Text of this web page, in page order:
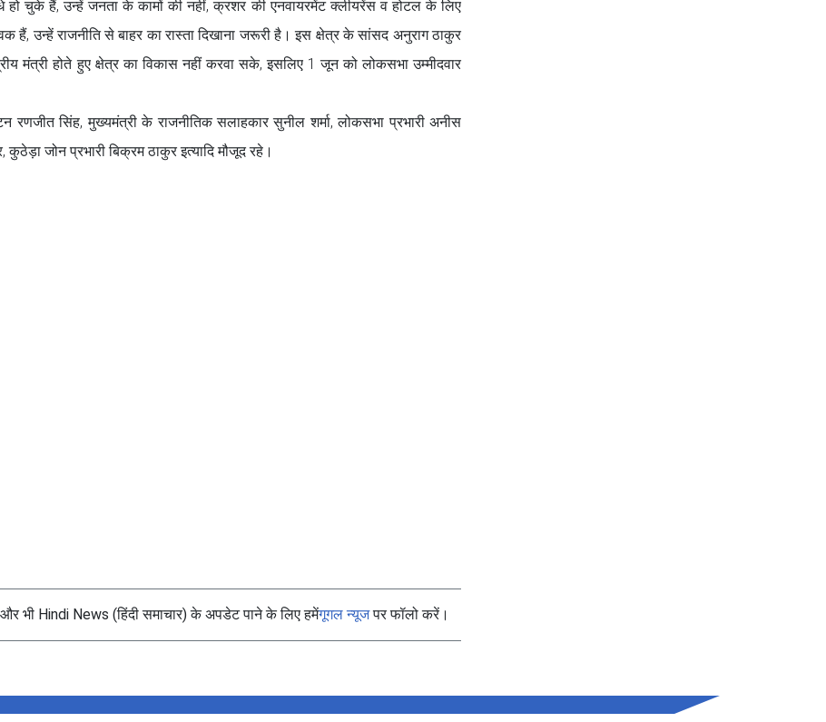
हो चुके हैं, उन्हें जनता के कामों की नहीं, क्रशर की एनवायरमेंट क्लीयरेंस व होटल के लिए
उन्हें राजनीति से बाहर का रास्ता दिखाना जरूरी है। इस क्षेत्र के सांसद अनुराग ठाकुर
मंत्री होते हुए क्षेत्र का विकास नहीं करवा सके, इसलिए 1 जून को लोकसभा उम्मीदवार
रणजीत सिंह, मुख्यमंत्री के राजनीतिक सलाहकार सुनील शर्मा, लोकसभा प्रभारी अनीस
कुठेड़ा जोन प्रभारी बिक्रम ठाकुर इत्यादि मौजूद रहे।
भी Hindi News (हिंदी समाचार) के अपडेट पाने के लिए हमेंगूगल न्यूजपर फॉलो करें।